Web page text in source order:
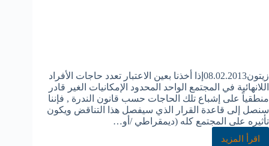
زيتون08.02.2013إذا أخذنا بعين الاعتبار تعدد حاجات الأفراد
اللانهائية في المجتمع الواحد المحدود الإمكانيات الغير قادر
منطقياً على إشباع تلك الحاجات حسب قانون الندرة , فإننا
سنصل إلى قاعدة القرار الذي سيفصل هذا التناقض ويكون
تأثيره على المجتمع كله (ديمقراطي /أو…
اقرأ المزيد